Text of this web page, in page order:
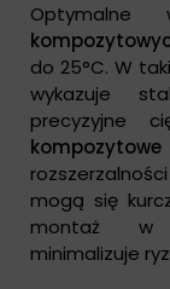
do 25°C. W
wykazuje
precyzyjne
kompozytowe
mogą się
montaż w
minimalizuje